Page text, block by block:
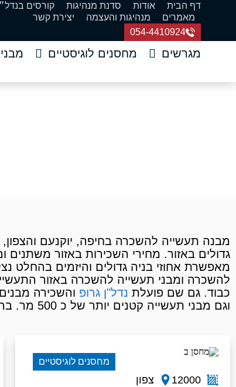
דף הבית אודות סדנת מנהיגות קורסים
מאמרים
מנהיגות והעצמה
יצירת קשר
054-4410924
מגרשים מחסנים לוגיסטיים
גדולים באזור. מחירי השכירות באזור
מאפשרת אחוזי בניה גדולים והיזמים בהחלט
להשכרה ומבני תעשייה להשכרה באזור
כבוד. גם שם פועלת נדל"ן גרופ
וגם מבני תעשייה קטנים יותר של כ 500 מר. ברשותנו מבחר גדול של מבני תעשייה להשכרה ביוקנעם והצפון.
12000 צפון
מחסנים לוגיסטיים